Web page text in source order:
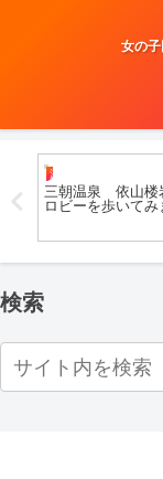
女の
定
温泉女子
三朝温泉 依山楼
ロビーを歩いてみ
検索